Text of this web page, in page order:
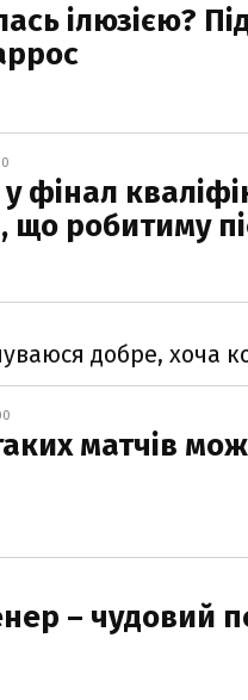
ілюзією?
фінал
що робитиму
добре, хоча
матчів
– чудовий